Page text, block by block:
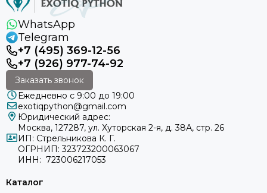
WhatsApp
Telegram
+7 (495) 369-12-56
+7 (926) 977-74-92
Заказать звонок
Ежедневно с 9:00 до 19:00
exotiqpython@gmail.com
Юридический адрес:
Москва, 127287, ул. Хуторская 2-я, д. 38А, стр. 26
ИП: Стрельникова К. Г.
ОГРНИП: 323723200063067
ИНН: 723006217053
Каталог